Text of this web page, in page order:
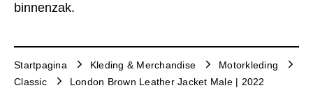
binnenzak.
Startpagina Kleding & Merchandise
Motorkleding
Classic
London Brown Leather Jacket Male | 2022